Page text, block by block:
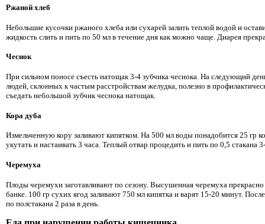
Ржаной хлеб
Небольшие кусочки ржаного хлеба или сухарей залить теплой водой и
жидкость слить и пить по 50 мл в течение дня как можно чаще. Диарея
Чеснок
При сильном поносе съесть натощак 3-4 зубчика чеснока. На следующий
людей, склонных к частым расстройствам желудка, полезно в
съедать небольшой зубчик чеснока натощак.
Кора дуба
Измельченную кору заливают кипятком. На 500 мл воды понадобится 25 гр
укутать и настаивать 3 часа. Теплый отвар процедить и пить по 0,5 стакана
Черемуха
Плоды черемухи заготавливают по сезону. Высушенная черемуха прекрасно
банке. 100 гр сухих ягод заливают 750 мл кипятка и варят 15-20 минут.
по полстакана 2 раза в день.